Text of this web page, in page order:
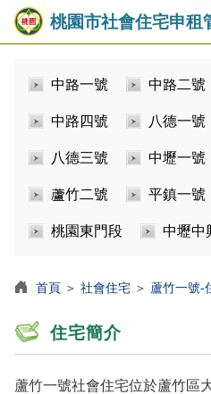
桃園市社會住宅申租
中路一號 中路二號
中路四號 八德一號
八德三號 中壢一號
蘆竹二號 平鎮一號
桃園東門段 中壢中
首頁 ＞ 社會住宅 ＞ 蘆竹一號-
住宅簡介
蘆竹一號社會住宅位於蘆竹區